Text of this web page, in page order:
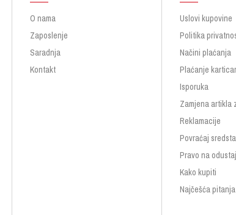
O nama
Zaposlenje
Saradnja
Kontakt
Uslovi kupovine
Politika
Načini plaćanja
Plaćanje
Isporuka
Zamjena artikla
Reklamacije
Povraćaj
Pravo na
Kako kupiti
Najčešća pitanja